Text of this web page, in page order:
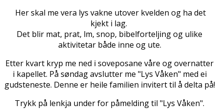
Her skal me vera lys vakne utover kvelden og ha det
kjekt i lag.
Det blir mat, prat, film, snop, bibelforteljing og ulike
aktivitetar både inne og ute.
Etter kvart kryp me ned i soveposane våre og overnatter
i kapellet. På søndag avslutter me "Lys Våken" med ei
gudsteneste. Denne er heile familien invitert til å delta på!
Trykk på lenkja under for påmelding til "Lys Våken".